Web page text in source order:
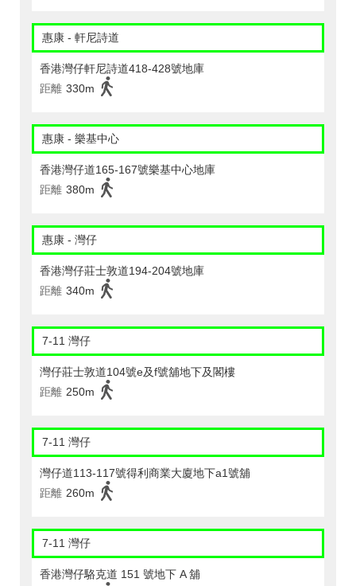
惠康 - 軒尼詩道
香港灣仔軒尼詩道418-428號地庫
距離 330m
惠康 - 樂基中心
香港灣仔道165-167號樂基中心地庫
距離 380m
惠康 - 灣仔
香港灣仔莊士敦道194-204號地庫
距離 340m
7-11 灣仔
灣仔莊士敦道104號e及f號舖地下及閣樓
距離 250m
7-11 灣仔
灣仔道113-117號得利商業大廈地下a1號舖
距離 260m
7-11 灣仔
香港灣仔駱克道 151 號地下 A 舖